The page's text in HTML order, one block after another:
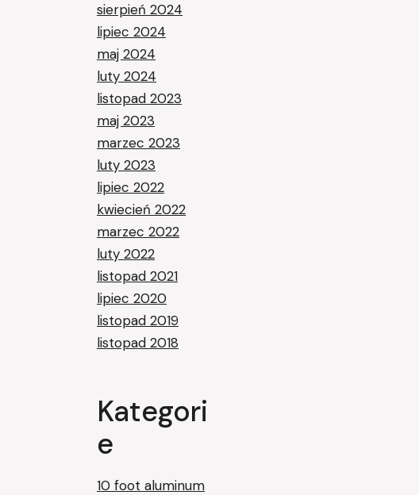
sierpień 2024
lipiec 2024
maj 2024
luty 2024
listopad 2023
maj 2023
marzec 2023
luty 2023
lipiec 2022
kwiecień 2022
marzec 2022
luty 2022
listopad 2021
lipiec 2020
listopad 2019
listopad 2018
Kategori
e
10 foot aluminum